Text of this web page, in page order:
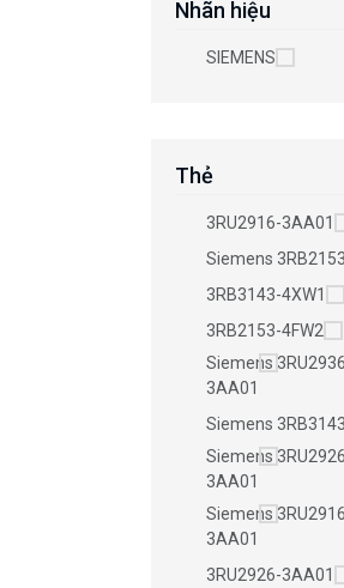
Nhãn hiệu
SIEMENS
Thẻ
3RU2916-3AA01
Siemens
3RB3143-4XW1
3RB2153-4FW2
Siemens
3AA01
Siemens
Siemens
3AA01
Siemens
3AA01
3RU2926-3AA01